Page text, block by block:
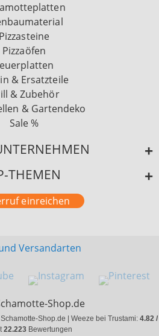
Pizzasteine
Pizzaöfen
& Ersatzteile
& Zubehör
& Gartendeko
Sale %
THEMEN
einreichen
Shop.de
Shop.de | Weeze bei Trustami: 4.82 /
22.223 Bewertungen